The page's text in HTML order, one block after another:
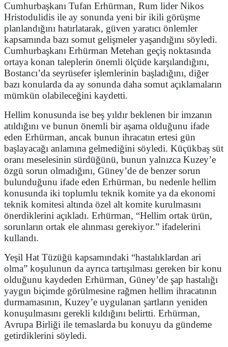
Cumhurbaşkanı Tufan Erhürman, Rum lider Nikos
Hristodulidis ile ay sonunda yeni bir ikili görüşme
planlandığını hatırlatarak, güven yaratıcı önlemler
kapsamında bazı somut gelişmeler yaşandığını söyledi.
Cumhurbaşkanı Erhürman Metehan geçiş noktasında
ortaya konan taleplerin önemli ölçüde karşılandığını,
Bostancı’da seyrüsefer işlemlerinin başladığını, diğer
bazı konularda da ay sonunda daha somut açıklamaların
mümkün olabileceğini kaydetti.
Hellim konusunda ise beş yıldır beklenen bir imzanın
atıldığını ve bunun önemli bir aşama olduğunu ifade
eden Erhürman, ancak bunun ihracatın ertesi gün
başlayacağı anlamına gelmediğini söyledi. Küçükbaş süt
oranı meselesinin sürdüğünü, bunun yalnızca Kuzey’e
özgü sorun olmadığını, Güney’de de benzer sorun
bulunduğunu ifade eden Erhürman, bu nedenle hellim
konusunda iki toplumlu teknik komite ya da ekonomi
teknik komitesi altında özel alt komite kurulmasını
önerdiklerini açıkladı. Erhürman, “Hellim ortak ürün,
sorunların ortak ele alınması gerekiyor.” ifadelerini
kullandı.
Yeşil Hat Tüzüğü kapsamındaki “hastalıklardan ari
olma” koşulunun da ayrıca tartışılması gereken bir konu
olduğunu kaydeden Erhürman, Güney’de şap hastalığı
yaygın biçimde görülmesine rağmen hellim ihracatının
durmamasının, Kuzey’e uygulanan şartların yeniden
konuşulmasını gerekli kıldığını belirtti. Erhürman,
Avrupa Birliği ile temaslarda bu konuyu da gündeme
getirdiklerini söyledi.